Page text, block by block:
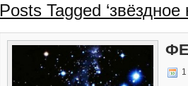
Posts Tagged ‘звёздное